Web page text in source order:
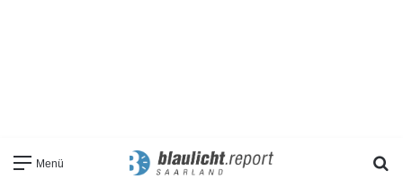
Menü